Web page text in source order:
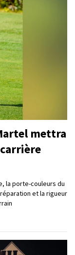
mettra
la porte-couleurs du
et la rigueur